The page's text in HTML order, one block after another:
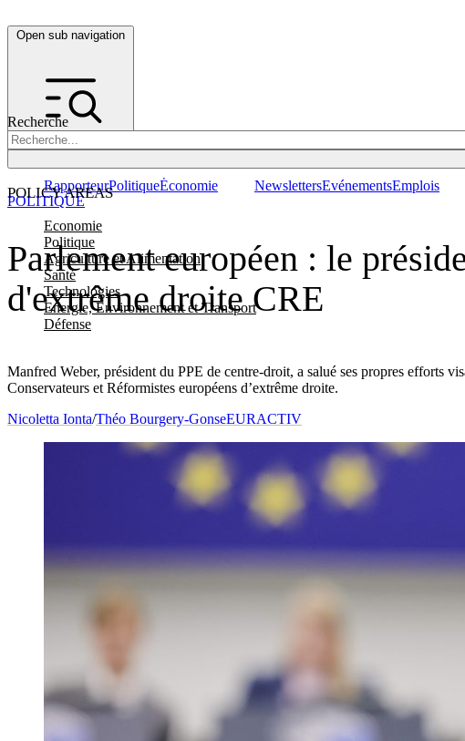
Open sub navigation
Recherche
POLICY AREAS
Economie
Politique
Agriculture et Alimentation
Santé
Technologies
Energie, Environnement et Transport
Défense
RapporteurPolitiqueÉconomie NewslettersEvénementsEmplois
Parlement européen : le
d'extrême droite CRE
Manfred Weber, président du PPE de centre-droit, a salué ses propres efforts
Conservateurs et Réformistes européens d’extrême droite.
POLITIQUE
Nicoletta Ionta/Théo Bourgery-GonseEURACTIV